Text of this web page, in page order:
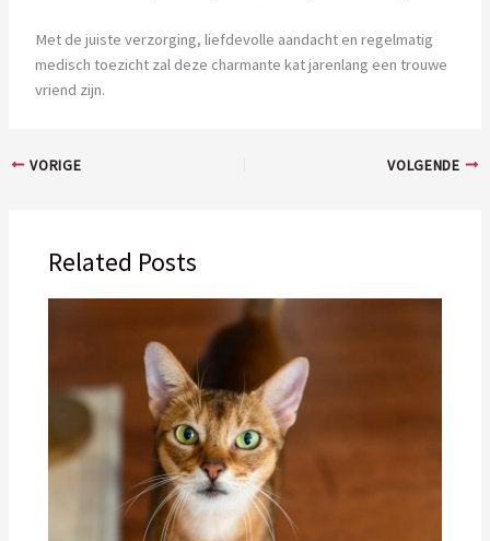
Met de juiste verzorging, liefdevolle aandacht en regelmatig
medisch toezicht zal deze charmante kat jarenlang een trouwe
vriend zijn.
VORIGE VOLGENDE
Related Posts